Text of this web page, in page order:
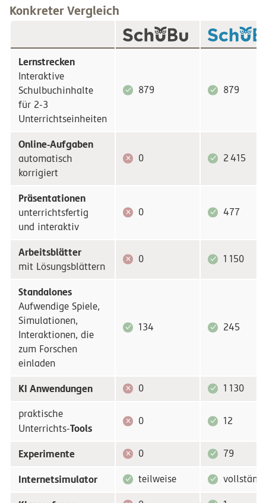
Konkreter Vergleich
Lernstrecken
Interaktive
Schulbuchinhalte
für 2-3
Unterrichtseinheiten
879 879
Online-Aufgaben
automatisch
korrigiert
0 2 415
Präsentationen
unterrichtsfertig
und interaktiv
0 477
Arbeitsblätter
mit Lösungsblättern
0 1 150
Standalones
Aufwendige Spiele,
Simulationen,
Interaktionen, die
zum Forschen
einladen
134 245
KI Anwendungen 0 1 130
praktische
Unterrichts-Tools
0 12
Experimente 0 79
Internetsimulator teilweise